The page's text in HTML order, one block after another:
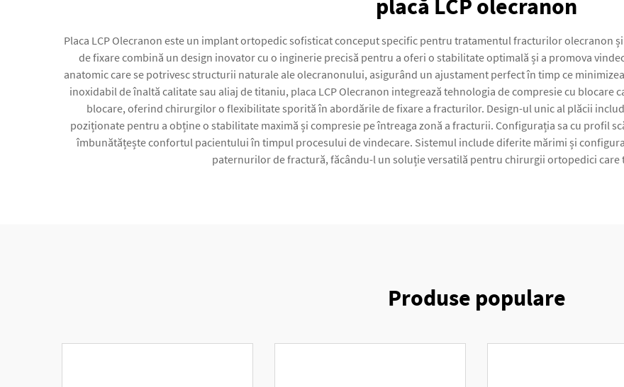
placă LCP olecranon
Placa LCP Olecranon este un implant ortopedic sofisticat conceput specific pentru tratamentul fracturilor olecranon
de fixare combină un design inovator cu o inginerie precisă pentru a oferi o stabilitate optimală și a promova
anatomic care se potrivesc structurii naturale ale olecranonului, asigurând un ajustament perfect în timp ce
inoxidabil de înaltă calitate sau aliaj de titaniu, placa LCP Olecranon integrează tehnologia de compresie cu blocare
blocare, oferind chirurgilor o flexibilitate sporită în abordările de fixare a fracturilor. Design-ul unic al plăcii
poziționate pentru a obține o stabilitate maximă și compresie pe întreaga zonă a fracturii. Configurația sa cu profil
îmbunătățește confortul pacientului în timpul procesului de vindecare. Sistemul include diferite mărimi și
paternurilor de fractură, făcându-l un soluție versatilă pentru chirurgii ortopedici care
Produse populare